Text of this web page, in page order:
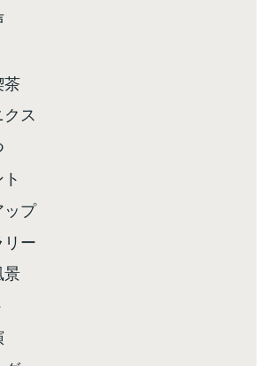
茶
ス
ップ
リー
景